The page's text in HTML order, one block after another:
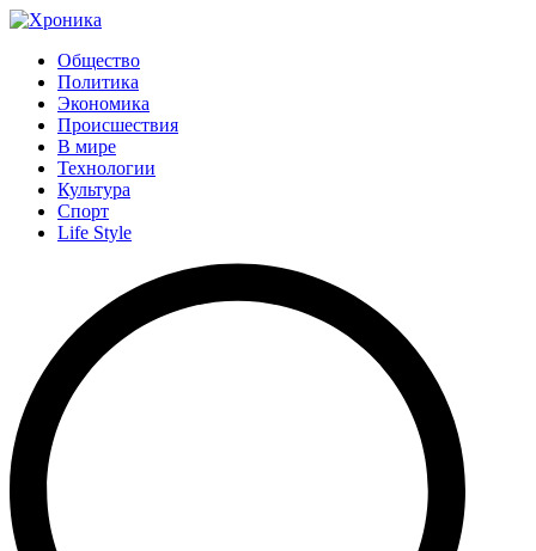
Общество
Политика
Экономика
Происшествия
В мире
Технологии
Культура
Спорт
Life Style